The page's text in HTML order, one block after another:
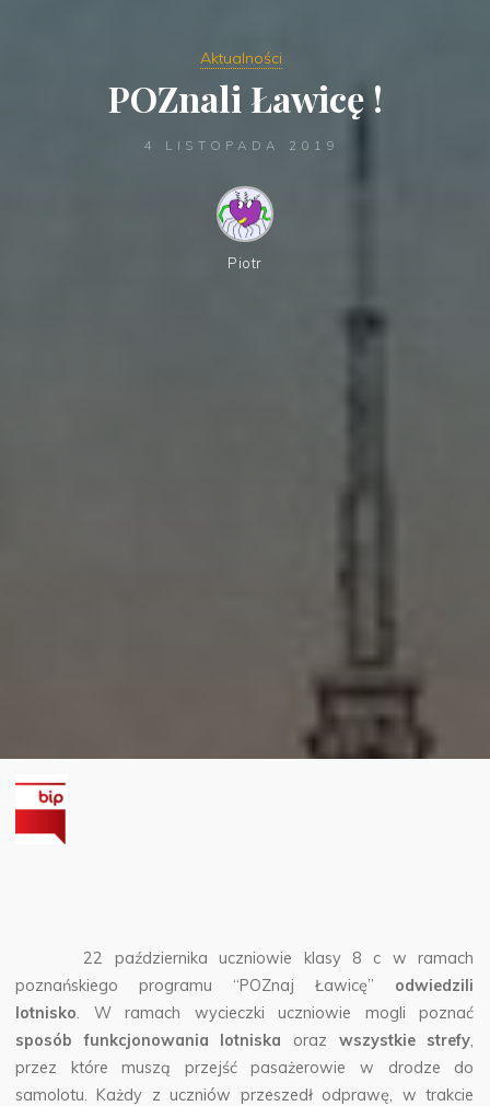
Aktualności
POZnali Ławicę !
4 LISTOPADA 2019
Piotr
22 października uczniowie klasy 8 c w ramach
poznańskiego programu “POZnaj Ławicę” odwiedzili
lotnisko. W ramach wycieczki uczniowie mogli poznać
sposób funkcjonowania lotniska oraz wszystkie strefy,
przez które muszą przejść pasażerowie w drodze do
samolotu.Każdy z uczniów przeszedł odprawę, w trakcie